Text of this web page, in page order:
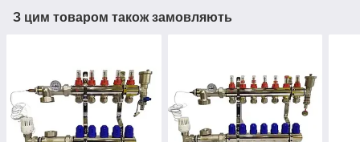
З цим товаром також замовляють